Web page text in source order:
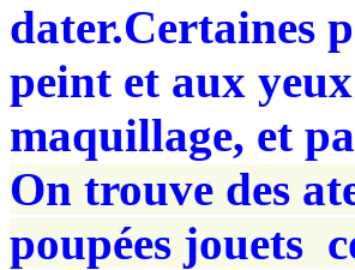
dater.Certaines
peint et aux
maquillage, et
On trouve des
poupées jouets